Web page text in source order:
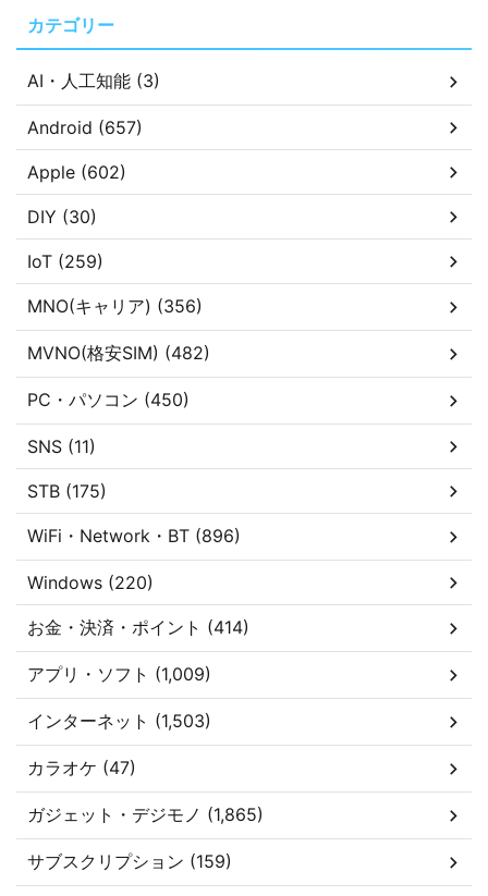
カテゴリー
AI・人工知能 (3)
Android (657)
Apple (602)
DIY (30)
IoT (259)
MNO(キャリア) (356)
MVNO(格安SIM) (482)
PC・パソコン (450)
SNS (11)
STB (175)
WiFi・Network・BT (896)
Windows (220)
お金・決済・ポイント (414)
アプリ・ソフト (1,009)
インターネット (1,503)
カラオケ (47)
ガジェット・デジモノ (1,865)
サブスクリプション (159)